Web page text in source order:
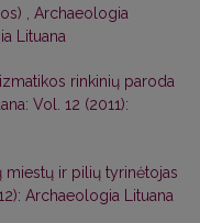
Archaeologia
Lituana
rinkinių paroda
Vol. 12 (2011):
miestų ir pilių tyrinėtojas
Archaeologia Lituana